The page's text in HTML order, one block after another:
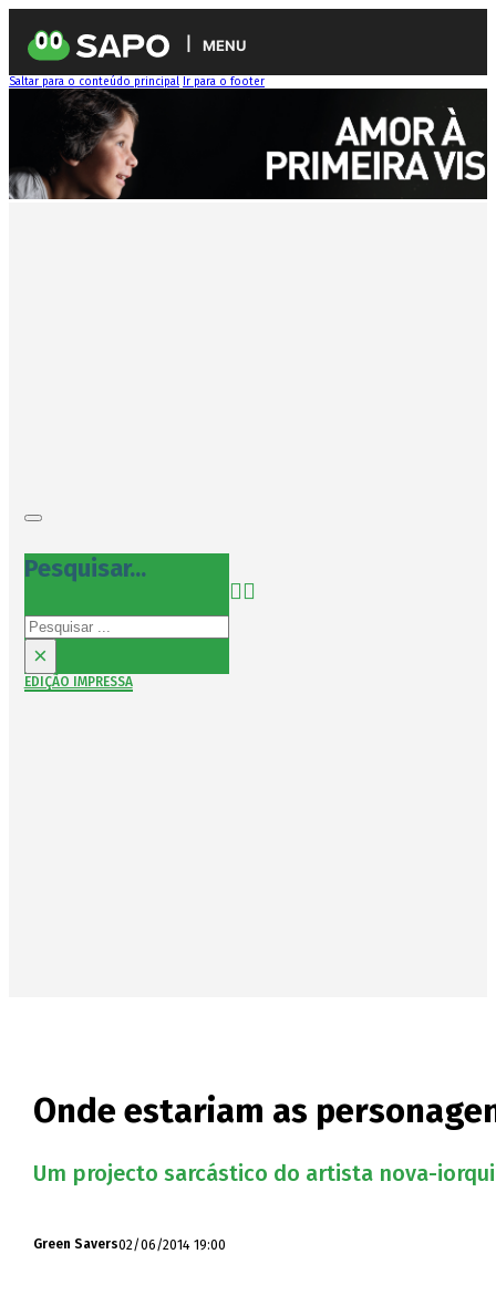
MENU
Saltar para o conteúdo principal Ir para o footer
Pesquisar...
Pesquisar
×
EDIÇÃO IMPRESSA
Onde estariam as
Um projecto sarcástico do artista nova-
Green Savers02/06/2014 19:00